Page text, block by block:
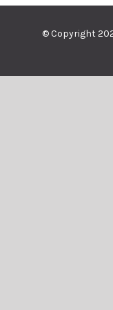
© Copyright